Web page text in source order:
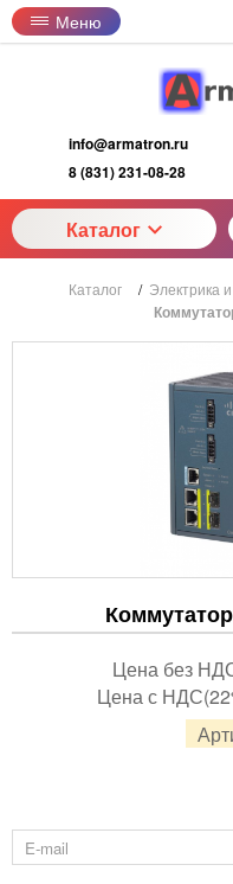
Меню
info@armatron.ru
8 (831) 231-08-28
Каталог
Каталог / Электрика
Цена без
Цена с